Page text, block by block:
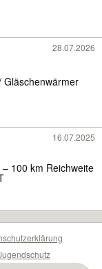
28.07.2026
Gläschenwärmer
16.07.2025
100 km Reichweite